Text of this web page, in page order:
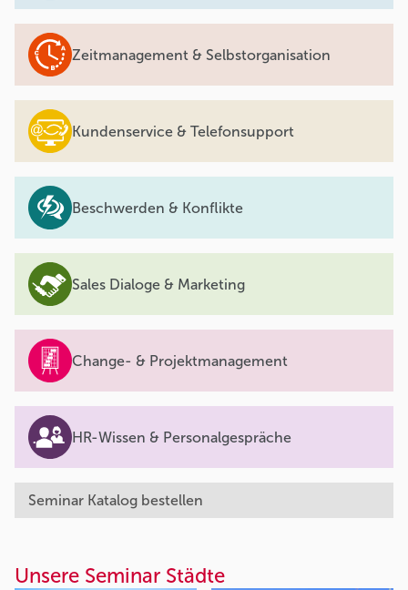
Zeitmanagement & Selbstorganisation
Kundenservice & Telefonsupport
Beschwerden & Konflikte
Sales Dialoge & Marketing
Change- & Projektmanagement
HR-Wissen & Personalgespräche
Seminar Katalog bestellen
Unsere Seminar Städte